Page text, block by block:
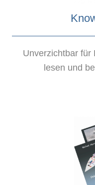
Unverzichtbar für
lesen und